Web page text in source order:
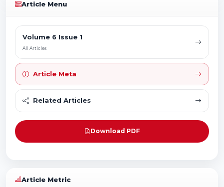
Article Menu
Volume 6 Issue 1
All Articles
Article Meta
Related Articles
Download PDF
Article Metric